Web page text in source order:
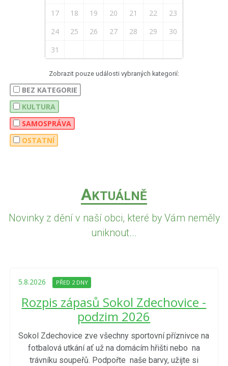
17
18 19 20 21 22
23
24
25 26 27 28 29
30
31
Zobrazit pouze události vybraných kategorií:
BEZ KATEGORIE
KULTURA
SAMOSPRÁVA
OSTATNÍ
AKTUÁLNĚ
Novinky z dění v naší obci, které by Vám neměly
uniknout...
5.8.2026 PŘED 2 DNY
Rozpis zápasů Sokol Zdechovice -
podzim 2026
Sokol Zdechovice zve všechny sportovní příznivce na
fotbalová utkání ať už na domácím hřišti nebo na
trávníku soupeřů. Podpořte naše barvy, užijte si